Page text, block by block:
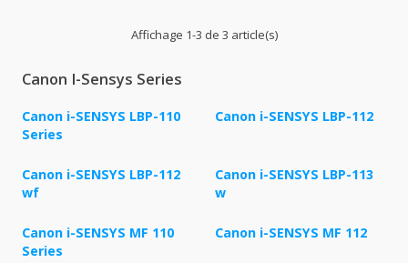
Affichage 1-3 de 3 article(s)
Canon I-Sensys Series
Canon i-SENSYS LBP-110
Series
Canon i-SENSYS LBP-112
Canon i-SENSYS LBP-112
wf
Canon i-SENSYS LBP-113
w
Canon i-SENSYS MF 110
Series
Canon i-SENSYS MF 112